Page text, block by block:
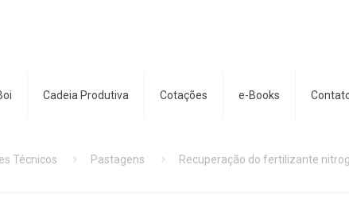
Cadeia Produtiva Cotações e-Books
Técnicos Pastagens Recuperação do fertilizante